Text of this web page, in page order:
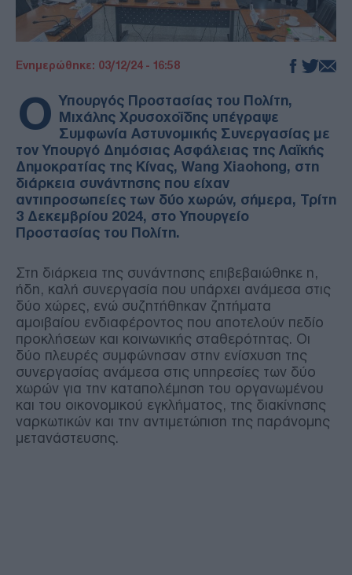
Ενημερώθηκε: 03/12/24 - 16:58
Ο Υπουργός Προστασίας του Πολίτη,
Μιχάλης Χρυσοχοΐδης υπέγραψε
Συμφωνία Αστυνομικής Συνεργασίας με
τον Υπουργό Δημόσιας Ασφάλειας της Λαϊκής
Δημοκρατίας της Κίνας, Wang Xiaohong, στη
διάρκεια συνάντησης που είχαν
αντιπροσωπείες των δύο χωρών, σήμερα, Τρίτη
3 Δεκεμβρίου 2024, στο Υπουργείο
Προστασίας του Πολίτη.
Στη διάρκεια της συνάντησης επιβεβαιώθηκε η,
ήδη, καλή συνεργασία που υπάρχει ανάμεσα στις
δύο χώρες, ενώ συζητήθηκαν ζητήματα
αμοιβαίου ενδιαφέροντος που αποτελούν πεδίο
προκλήσεων και κοινωνικής σταθερότητας. Οι
δύο πλευρές συμφώνησαν στην ενίσχυση της
συνεργασίας ανάμεσα στις υπηρεσίες των δύο
χωρών για την καταπολέμηση του οργανωμένου
και του οικονομικού εγκλήματος, της διακίνησης
ναρκωτικών και την αντιμετώπιση της παράνομης
μετανάστευσης.